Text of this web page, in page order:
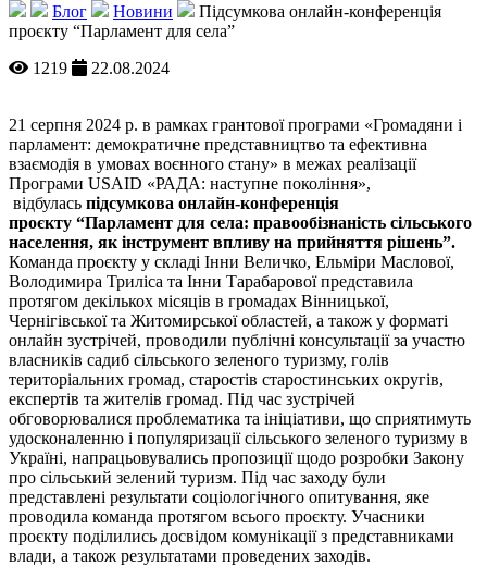
Блог Новини
Підсумкова онлайн-конференція
проєкту “Парламент для села”
1219
22.08.2024
21 серпня 2024 р. в рамках грантової програми «Громадяни і
парламент: демократичне представництво та ефективна
взаємодія в умовах воєнного стану» в межах реалізації
Програми USAID «РАДА: наступне покоління»,
відбулась підсумкова онлайн-конференція
проєкту “Парламент для села: правообізнаність сільського
населення, як інструмент впливу на прийняття рішень”.
Команда проєкту у складі Інни Величко, Ельміри Маслової,
Володимира Триліса та Інни Тарабарової представила
протягом декількох місяців в громадах Вінницької,
Чернігівської та Житомирської областей, а також у форматі
онлайн зустрічей, проводили публічні консультації за участю
власників садиб сільського зеленого туризму, голів
територіальних громад, старостів старостинських округів,
експертів та жителів громад. Під час зустрічей
обговорювалися проблематика та ініціативи, що сприятимуть
удосконаленню і популяризації сільського зеленого туризму в
Україні, напрацьовувались пропозиції щодо розробки Закону
про сільський зелений туризм. Під час заходу були
представлені результати соціологічного опитування, яке
проводила команда протягом всього проєкту. Учасники
проєкту поділились досвідом комунікації з представниками
влади, а також результатами проведених заходів.